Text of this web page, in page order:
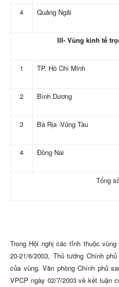
4 Quảng Ngãi
III- Vùng kinh tế
1 TP. Hồ Chí Minh
2 Bình Dương
3 Bà Rịa -Vũng Tàu
4 Đồng Nai
Tổng
Trong Hội nghị các tỉnh thuộc
20-21/6/2003, Thủ tướng Chính
của vùng. Văn phòng Chính phủ
VPCP ngày 02/7/2003 về kết luận